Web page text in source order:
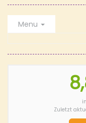
Menu
Zuletzt